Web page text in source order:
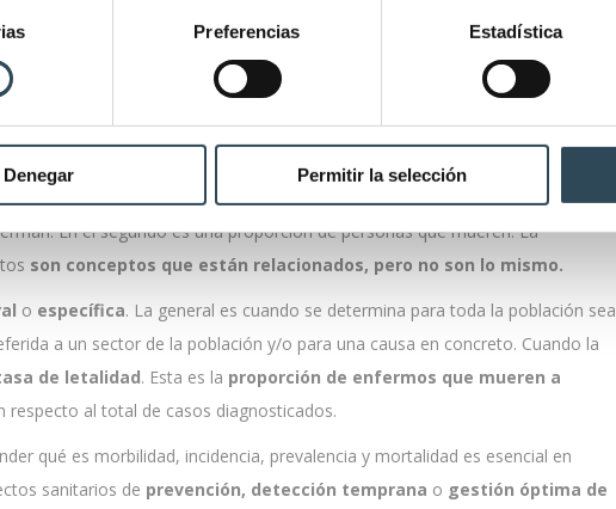
Preferencias Estadística
Denegar Permitir la selección
de una enfermedad para un
¿en qué se diferencian?
personas de una población mueren en un momento determinado
ver claramente la diferencia entre morbilidad y mortalidad. En el primer caso
En el segundo es una proporción de personas que mueren. La
son conceptos que están relacionados, pero no son lo mismo.
o específica. La general es cuando se determina para toda la población sea
a un sector de la población y/o para una causa en concreto. Cuando la
de letalidad. Esta es la proporción de enfermos que mueren a
respecto al total de casos diagnosticados.
qué es morbilidad, incidencia, prevalencia y mortalidad es esencial en
sanitarios de prevención, detección temprana o gestión óptima de